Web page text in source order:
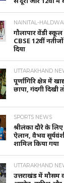
NAINITAL-
गौलापार वेंडी
CBSE 12वीं
दिया
UTTARAKHAND
पूर्णागिरि क्षेत्र में
छापा, गंदगी दिखी
SPORTS NEWS
श्रीलंका दौरे के
ऐलान, वैभव
शामिल किया गया
UTTARAKHAND
उत्तराखंड में मौसम